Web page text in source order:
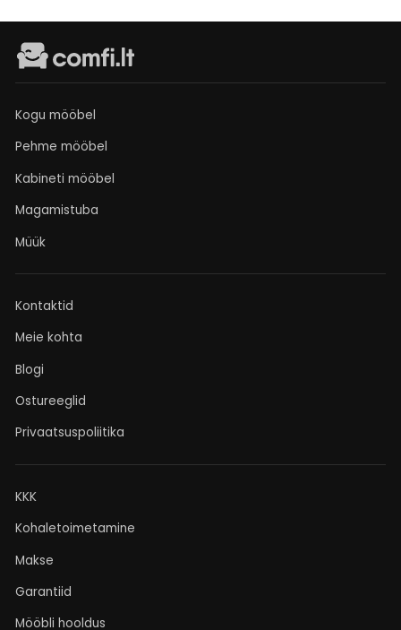
Kogu mööbel
Pehme mööbel
Kabineti mööbel
Magamistuba
Müük
Kontaktid
Meie kohta
Blogi
Ostureeglid
Privaatsuspoliitika
KKK
Kohaletoimetamine
Makse
Garantiid
Mööbli hooldus